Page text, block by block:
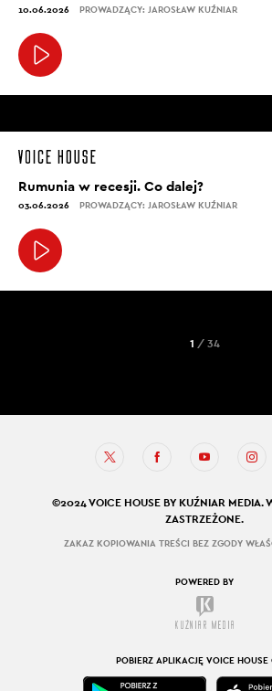
10.06.2026 PROWADZĄCY: JAROSŁAW KUŹNIAR
Rumunia w recesji. Co dalej?
03.06.2026 PROWADZĄCY: JAROSŁAW KUŹNIAR
1 / 34
©2024 VOICE HOUSE BY KUŹNIAR MEDIA.
ZASTRZEŻONE.
ZAKAZ KOPIOWANIA TREŚCI BEZ ZGODY
POWERED BY
POBIERZ APLIKACJĘ VOICE HOUSE